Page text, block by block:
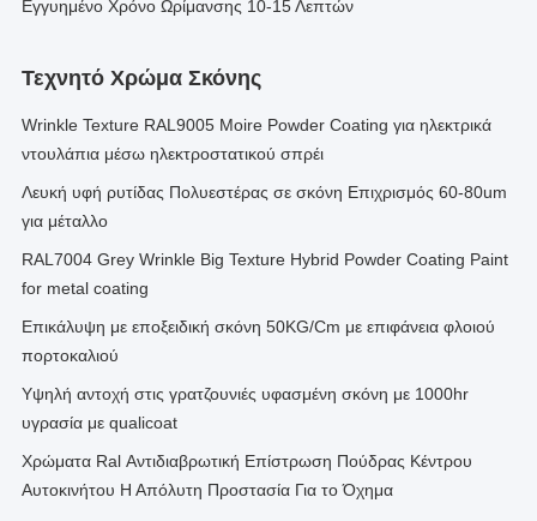
Εγγυημένο Χρόνο Ωρίμανσης 10-15 Λεπτών
Τεχνητό Χρώμα Σκόνης
Wrinkle Texture RAL9005 Moire Powder Coating για ηλεκτρικά
ντουλάπια μέσω ηλεκτροστατικού σπρέι
Λευκή υφή ρυτίδας Πολυεστέρας σε σκόνη Επιχρισμός 60-80um
για μέταλλο
RAL7004 Grey Wrinkle Big Texture Hybrid Powder Coating Paint
for metal coating
Επικάλυψη με εποξειδική σκόνη 50KG/Cm με επιφάνεια φλοιού
πορτοκαλιού
Υψηλή αντοχή στις γρατζουνιές υφασμένη σκόνη με 1000hr
υγρασία με qualicoat
Χρώματα Ral Αντιδιαβρωτική Επίστρωση Πούδρας Κέντρου
Αυτοκινήτου Η Απόλυτη Προστασία Για το Όχημα